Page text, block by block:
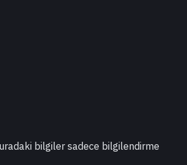
bilgiler sadece bilgilendirme